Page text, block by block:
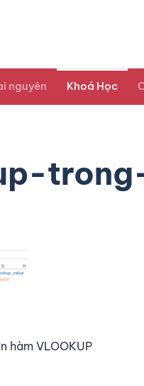
nguyên Khoá Học
hàm VLOOKUP